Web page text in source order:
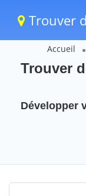
Trouver
Accueil
Trouver
Développer